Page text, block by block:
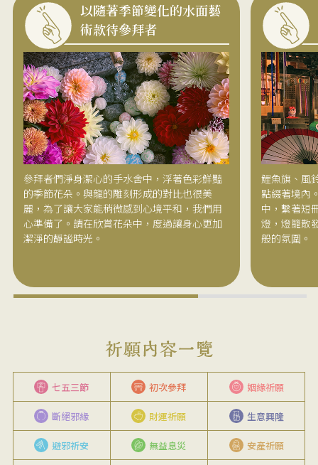
以隨著季節變化的水面藝
術款待參拜者
參拜者們淨身潔心的手水舍中，浮著色彩鮮豔
的季節花朵。與龍的雕刻形成的對比也很美
麗，為了讓大家能稍微感到心境平和，我們用
心準備了。請在欣賞花朵中，度過讓身心更加
潔淨的靜謐時光。
鯉魚旗、風
點綴著境內
中，繫著短
燈，燈籠散
般的氛圍。
七五三節 初次參拜 姻緣祈願
斷絕邪緣 財運祈願 生意興隆
避邪祈安 無益息災 安產祈願